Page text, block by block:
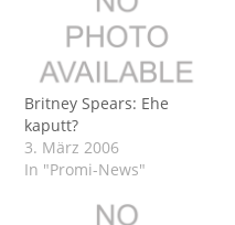
Britney Spears: Ehe
kaputt?
3. März 2006
In "Promi-News"